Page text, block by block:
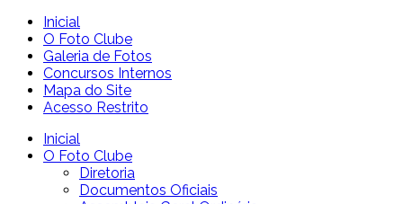
Inicial
O Foto Clube
Galeria de Fotos
Concursos Internos
Mapa do Site
Acesso Restrito
Inicial
O Foto Clube
Diretoria
Documentos Oficiais